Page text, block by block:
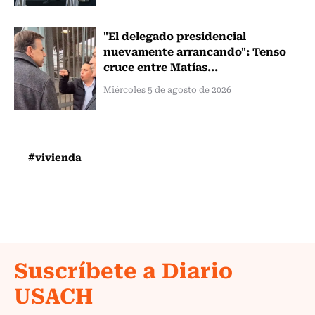
"El delegado presidencial
nuevamente arrancando": Tenso
cruce entre Matías...
Miércoles 5 de agosto de 2026
#vivienda